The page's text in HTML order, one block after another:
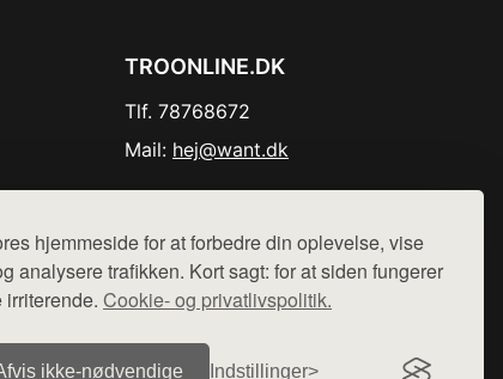
hjemmeside for at forbedre din oplevelse, vise
analysere trafikken. Kort sagt: for at siden fungerer
Cookie- og privatlivspolitik.
ikke‑nødvendige Indstillinger
TROONLINE.DK
Tlf. 78768672
Mail: hej@want.dk
ikke varer fra denne side - vi henviser til de shops,